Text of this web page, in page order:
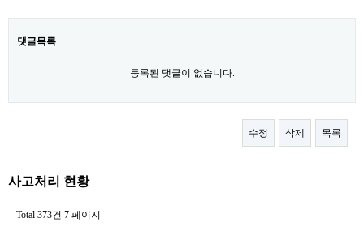
댓글목록
등록된 댓글이 없습니다.
수정 삭제 목록
사고처리 현황
Total 373건 7 페이지